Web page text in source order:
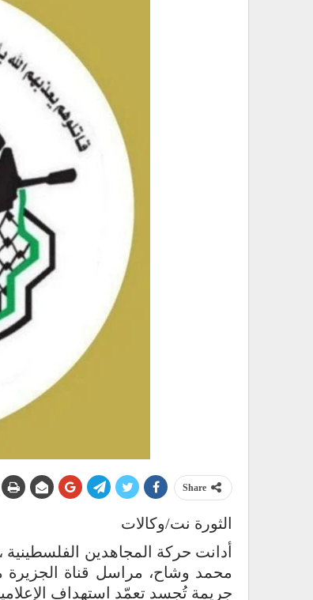
Share
الثورة نت/وكالات
أدانت حركة المجاهدين
محمد وشاح، مراسل قناة الجزيرة
جريمة تُجسد تعمّد استهداف